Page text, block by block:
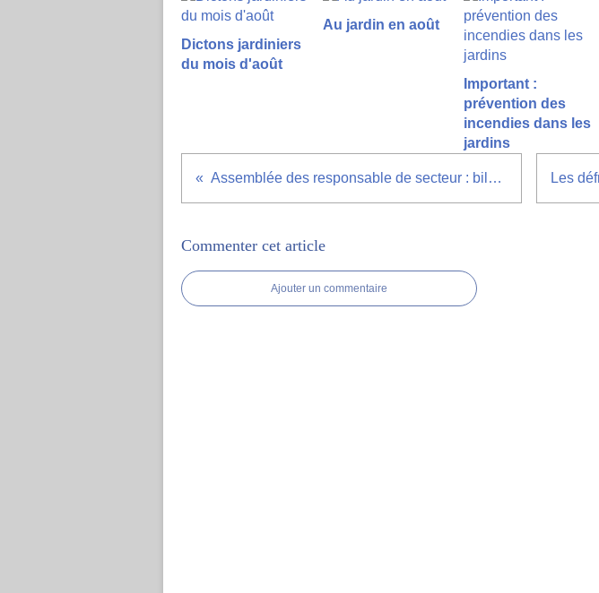
Dictons jardiniers
du mois d'août
Au jardin en août
Important :
prévention des
incendies dans les
jardins
Assemblée des responsable de secteur : bilan de l'année et 120 ans à l'ordre du jour.
Commenter cet article
Ajouter un commentaire